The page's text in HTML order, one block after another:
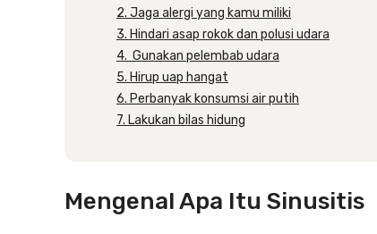
2. Jaga alergi yang kamu miliki
3. Hindari asap rokok dan polusi udara
4. Gunakan pelembab udara
5. Hirup uap hangat
6. Perbanyak konsumsi air putih
7. Lakukan bilas hidung
Mengenal Apa Itu Sinusitis